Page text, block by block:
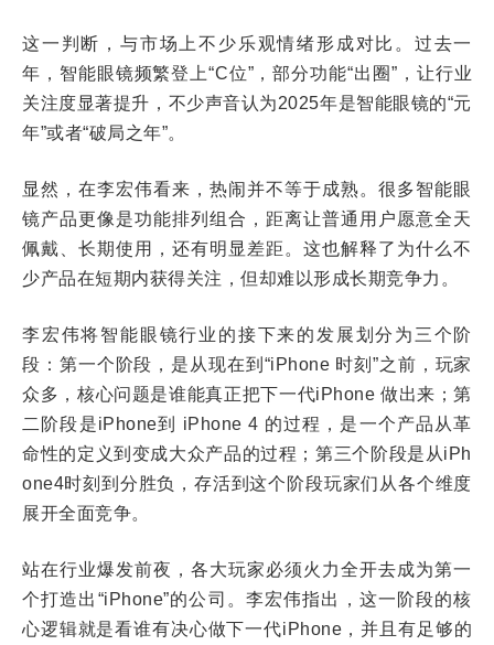
这一判断，与市场上不少乐观情绪形成对比。过去一
年，智能眼镜频繁登上“C位”，部分功能“出圈”，让行业
关注度显著提升，不少声音认为2025年是智能眼镜的“元
年”或者“破局之年”。
显然，在李宏伟看来，热闹并不等于成熟。很多智能眼
镜产品更像是功能排列组合，距离让普通用户愿意全天
佩戴、长期使用，还有明显差距。这也解释了为什么不
少产品在短期内获得关注，但却难以形成长期竞争力。
李宏伟将智能眼镜行业的接下来的发展划分为三个阶
段：第一个阶段，是从现在到“iPhone 时刻”之前，玩家
众多，核心问题是谁能真正把下一代iPhone 做出来；第
二阶段是iPhone到 iPhone 4 的过程，是一个产品从革
命性的定义到变成大众产品的过程；第三个阶段是从iPh
one4时刻到分胜负，存活到这个阶段玩家们从各个维度
展开全面竞争。
站在行业爆发前夜，各大玩家必须火力全开去成为第一
个打造出“iPhone”的公司。李宏伟指出，这一阶段的核
心逻辑就是看谁有决心做下一代iPhone，并且有足够的